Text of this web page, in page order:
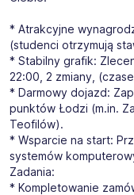
* Atrakcyjne
(studenci otrzymują
* Stabilny grafik:
22:00, 2 zmiany,
* Darmowy dojazd:
punktów Łodzi (m.in.
Teofilów).
* Wsparcie na start:
systemów
Zadania:
* Kompletowanie